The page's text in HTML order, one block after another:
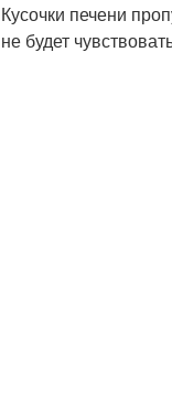
Кусочки печени
не будет